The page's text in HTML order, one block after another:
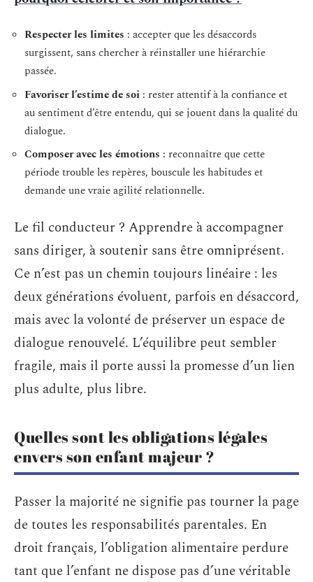
Respecter les limites : accepter que les désaccords
surgissent, sans chercher à réinstaller une hiérarchie
passée.
Favoriser l’estime de soi : rester attentif à la confiance et
au sentiment d’être entendu, qui se jouent dans la qualité du
dialogue.
Composer avec les émotions : reconnaître que cette
période trouble les repères, bouscule les habitudes et
demande une vraie agilité relationnelle.
Le fil conducteur ? Apprendre à accompagner
sans diriger, à soutenir sans être omniprésent.
Ce n’est pas un chemin toujours linéaire : les
deux générations évoluent, parfois en désaccord,
mais avec la volonté de préserver un espace de
dialogue renouvelé. L’équilibre peut sembler
fragile, mais il porte aussi la promesse d’un lien
plus adulte, plus libre.
Quelles sont les obligations légales
envers son enfant majeur ?
Passer la majorité ne signifie pas tourner la page
de toutes les responsabilités parentales. En
droit français, l’obligation alimentaire perdure
tant que l’enfant ne dispose pas d’une véritable